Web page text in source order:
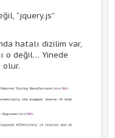
“jquery.js”
hatalı dizilim var,
o değil… Yinede
olur.